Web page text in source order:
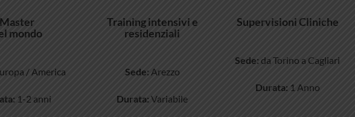
Master
mondo
/ America
1-2 anni
Training intensivi e
residenziali
Sede: Arezzo
Durata: Variabile
Supervisioni Cliniche
Sede: da Torino a Cagliari
Durata: 1 Anno